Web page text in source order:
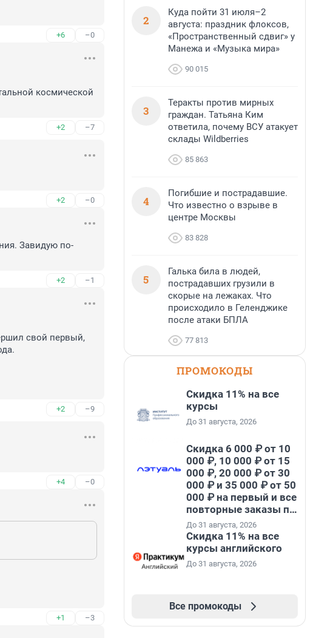
+6 –0
космической
+2 –7
+2 –0
Завидую по-
+2 –1
свой первый,
+2 –9
+4 –0
+1 –3
2
Куда пойти 31 июля–2
августа: праздник флоксов,
«Пространственный сдвиг» у
Манежа и «Музыка мира»
90 015
3
Теракты против мирных
граждан. Татьяна Ким
ответила, почему ВСУ атакует
склады Wildberries
85 863
4
Погибшие и пострадавшие.
Что известно о взрыве в
центре Москвы
83 828
5
Галька била в людей,
пострадавших грузили в
скорые на лежаках. Что
происходило в Геленджике
после атаки БПЛА
77 813
ПРОМОКОДЫ
Скидка 11% на все
курсы
До 31 августа, 2026
Скидка 6 000 ₽ от 10
000 ₽, 10 000 ₽ от 15
000 ₽, 20 000 ₽ от 30
000 ₽ и 35 000 ₽ от 50
000 ₽ на первый и все
повторные заказы по
промокоду НАБЕРИ
До 31 августа, 2026
Скидка 11% на все
курсы английского
До 31 августа, 2026
Все промокоды